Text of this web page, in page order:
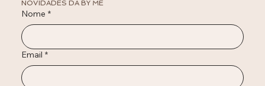
NOVIDADES DA BY ME
Nome *
Email *